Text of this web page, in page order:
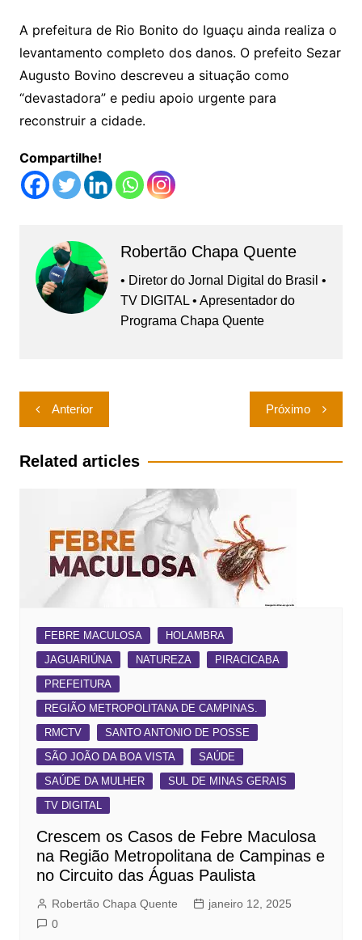
A prefeitura de Rio Bonito do Iguaçu ainda realiza o
levantamento completo dos danos. O prefeito Sezar
Augusto Bovino descreveu a situação como
“devastadora” e pediu apoio urgente para
reconstruir a cidade.
Compartilhe!
Robertão Chapa Quente
• Diretor do Jornal Digital do Brasil •
TV DIGITAL • Apresentador do
Programa Chapa Quente
Navegação
de
Post
Anterior Próximo
Related articles
FEBRE MACULOSA
HOLAMBRA
JAGUARIÚNA
NATUREZA
PIRACICABA
PREFEITURA
REGIÃO METROPOLITANA DE CAMPINAS.
RMCTV
SANTO ANTONIO DE POSSE
SÃO JOÃO DA BOA VISTA
SAÚDE
SAÚDE DA MULHER
SUL DE MINAS GERAIS
TV DIGITAL
Crescem os Casos de Febre Maculosa
na Região Metropolitana de Campinas e
no Circuito das Águas Paulista
Robertão Chapa Quente
janeiro 12, 2025
0